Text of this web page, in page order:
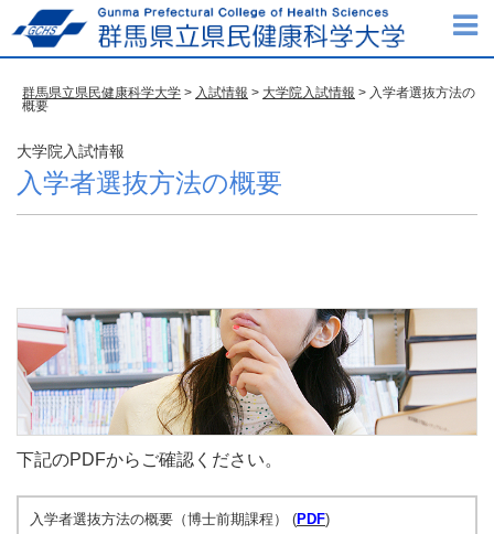
群馬県立県民健康科学大学 > 入試情報 > 大学院入試情報 > 入学者選抜方法の
概要
大学院入試情報
入学者選抜方法の概要
下記のPDFからご確認ください。
入学者選抜方法の概要（博士前期課程） (PDF)